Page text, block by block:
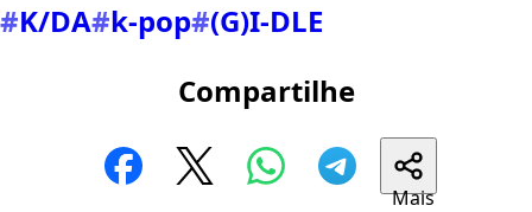
#K/DA#k-pop#(G)I-DLE
Compartilhe
Mais